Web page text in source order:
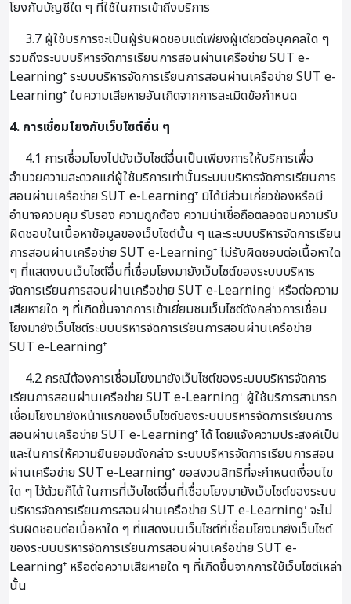
โยงกับบัญชีใด ๆ ที่ใช้ในการเข้าถึงบริการ
3.7 ผู้ใช้บริการจะเป็นผู้รับผิดชอบแต่เพียงผู้เดียวต่อบุคคลใด ๆ
รวมถึงระบบบริหารจัดการเรียนการสอนผ่านเครือข่าย SUT e-
Learning⁺ ระบบบริหารจัดการเรียนการสอนผ่านเครือข่าย SUT e-
Learning⁺ ในความเสียหายอันเกิดจากการละเมิดข้อกำหนด
4. การเชื่อมโยงกับเว็บไซต์อื่น ๆ
4.1 การเชื่อมโยงไปยังเว็บไซต์อื่นเป็นเพียงการให้บริการเพื่อ
อำนวยความสะดวกแก่ผู้ใช้บริการเท่านั้นระบบบริหารจัดการเรียนการ
สอนผ่านเครือข่าย SUT e-Learning⁺ มิได้มีส่วนเกี่ยวข้องหรือมี
อำนาจควบคุม รับรอง ความถูกต้อง ความน่าเชื่อถือตลอดจนความรับ
ผิดชอบในเนื้อหาข้อมูลของเว็บไซต์นั้น ๆ และระบบบริหารจัดการเรียน
การสอนผ่านเครือข่าย SUT e-Learning⁺ ไม่รับผิดชอบต่อเนื้อหาใด
ๆ ที่แสดงบนเว็บไซต์อื่นที่เชื่อมโยงมายังเว็บไซต์ของระบบบริหาร
จัดการเรียนการสอนผ่านเครือข่าย SUT e-Learning⁺ หรือต่อความ
เสียหายใด ๆ ที่เกิดขึ้นจากการเข้าเยี่ยมชมเว็บไซต์ดังกล่าวการเชื่อม
โยงมายังเว็บไซต์ระบบบริหารจัดการเรียนการสอนผ่านเครือข่าย
SUT e-Learning⁺
4.2 กรณีต้องการเชื่อมโยงมายังเว็บไซต์ของระบบบริหารจัดการ
เรียนการสอนผ่านเครือข่าย SUT e-Learning⁺ ผู้ใช้บริการสามารถ
เชื่อมโยงมายังหน้าแรกของเว็บไซต์ของระบบบริหารจัดการเรียนการ
สอนผ่านเครือข่าย SUT e-Learning⁺ ได้ โดยแจ้งความประสงค์เป็น
และในการให้ความยินยอมดังกล่าว ระบบบริหารจัดการเรียนการสอน
ผ่านเครือข่าย SUT e-Learning⁺ ขอสงวนสิทธิที่จะกำหนดเงื่อนไข
ใด ๆ ไว้ด้วยก็ได้ ในการที่เว็บไซต์อื่นที่เชื่อมโยงมายังเว็บไซต์ของระบบ
บริหารจัดการเรียนการสอนผ่านเครือข่าย SUT e-Learning⁺ จะไม่
รับผิดชอบต่อเนื้อหาใด ๆ ที่แสดงบนเว็บไซต์ที่เชื่อมโยงมายังเว็บไซต์
ของระบบบริหารจัดการเรียนการสอนผ่านเครือข่าย SUT e-
Learning⁺ หรือต่อความเสียหายใด ๆ ที่เกิดขึ้นจากการใช้เว็บไซต์เหล่า
นั้น